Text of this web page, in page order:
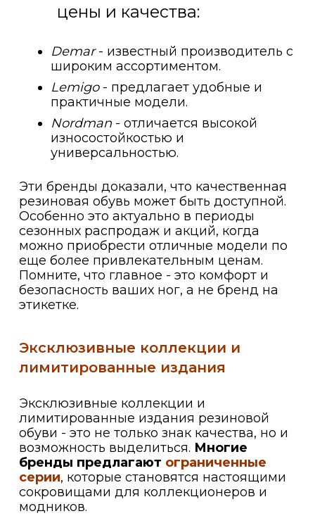
цены и качества:
Demar- известный производитель с
широким ассортиментом.
Lemigo- предлагает удобные и
практичные модели.
Nordman - отличается высокой
износостойкостью и
универсальностью.
Эти бренды доказали, что качественная
резиновая обувь может быть доступной.
Особенно это актуально в периоды
сезонных распродаж и акций, когда
можно приобрести отличные модели по
еще более привлекательным ценам.
Помните, что главное - это комфорт и
безопасность ваших ног, а не бренд на
этикетке.
Эксклюзивные коллекции и
лимитированные издания
Эксклюзивные коллекции и
лимитированные издания резиновой
обуви - это не только знак качества, но и
возможность выделиться. Многие
бренды предлагают ограниченные
серии, которые становятся настоящими
сокровищами для коллекционеров и
модников.